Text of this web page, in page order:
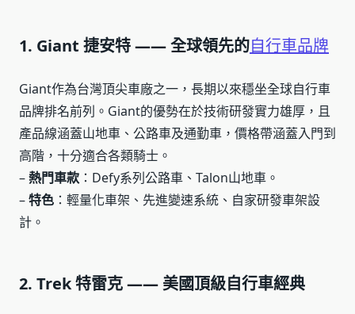
1. Giant 捷安特 —— 全球領先的自行車品牌
Giant作為台灣頂尖車廠之一，長期以來穩坐全球自行車
品牌排名前列。Giant的優勢在於技術研發實力雄厚，且
產品線涵蓋山地車、公路車及通勤車，價格帶涵蓋入門到
高階，十分適合各類騎士。
–熱門車款 ：Defy系列公路車、Talon山地車。
–特色 ：輕量化車架、先進變速系統、自家研發車架設
計。
2. Trek 特雷克 —— 美國頂級自行車經典